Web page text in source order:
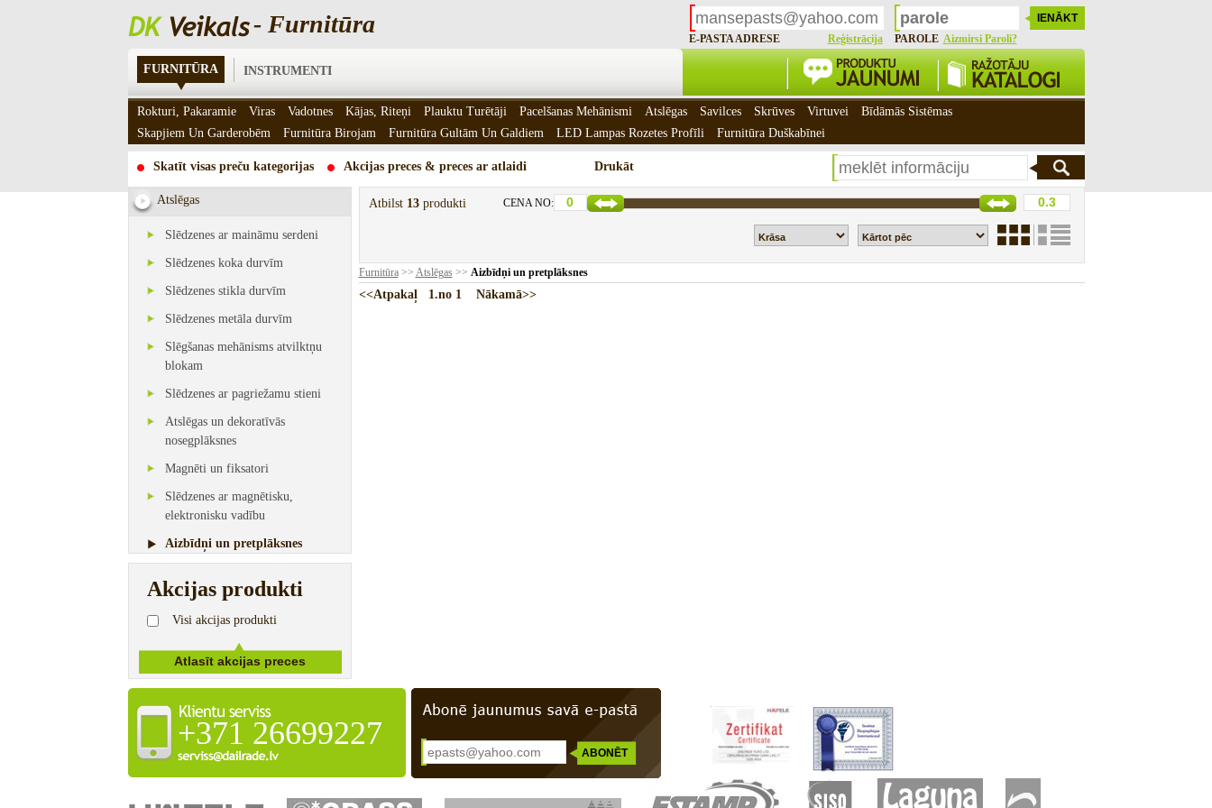
- Furnitūra
E-PASTA ADRESE Reģistrācija PAROLE Aizmirsi Paroli?
FURNITŪRA INSTRUMENTI
Skatīt visas preču kategorijas Akcijas preces & preces ar atlaidi Drukāt
Atslēgas
Slēdzenes ar maināmu serdeni
Slēdzenes koka durvīm
Slēdzenes stikla durvīm
Slēdzenes metāla durvīm
Slēgšanas mehānisms atvilktņu
blokam
Slēdzenes ar pagriežamu stieni
Atslēgas un dekoratīvās
nosegplāksnes
Magnēti un fiksatori
Slēdzenes ar magnētisku,
elektronisku vadību
Aizbīdņi un pretplāksnes
Akcijas produkti
Visi akcijas produkti
Atbilst 13produkti CENA NO:
Furnitūra>> Atslēgas>> Aizbīdņi un pretplāksnes
<<Atpakaļ 1.no 1Nākamā>>
+371 26699227
Rokturi, Pakaramie Viras Vadotnes Kājas, Riteņi Plauktu Turētāji Pacelšanas Mehānismi Atslēgas Savilces Skrūves Virtuvei
Bīdāmās Sistēmas
Skapjiem Un Garderobēm
Furnitūra Birojam Furnitūra Gultām Un Galdiem LED Lampas Rozetes Profīli Furnitūra Duškabīnei